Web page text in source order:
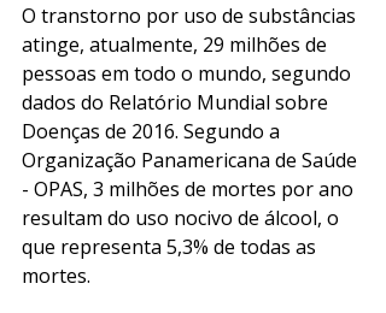
O transtorno por uso de substâncias
atinge, atualmente, 29 milhões de
pessoas em todo o mundo, segundo
dados do Relatório Mundial sobre
Doenças de 2016. Segundo a
Organização Panamericana de Saúde
- OPAS, 3 milhões de mortes por ano
resultam do uso nocivo de álcool, o
que representa 5,3% de todas as
mortes.